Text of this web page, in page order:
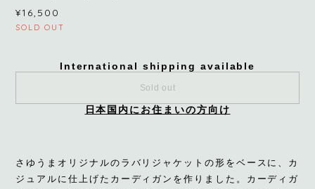
¥16,500
SOLD OUT
International shipping available
Sold out
日本国内にお住まいの方向け
さゆうまオリジナルのラバリジャケットの形をベースに、カ
ジュアルに仕上げたカーディガンを作りました。カーディガ